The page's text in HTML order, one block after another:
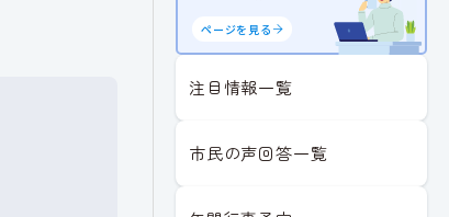
ページを見る
注目情報一覧
市民の声回答一覧